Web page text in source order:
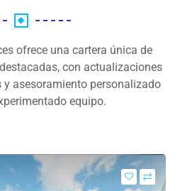
ofrece una cartera única de
con actualizaciones
asesoramiento personalizado
equipo.